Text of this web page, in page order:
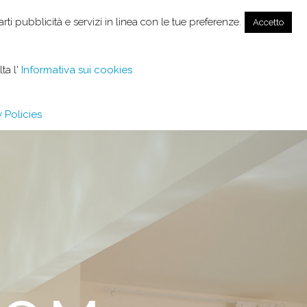
EN
pubblicità e servizi in linea con le tue preferenze. Accetto
l' Informativa sui cookies
Policies